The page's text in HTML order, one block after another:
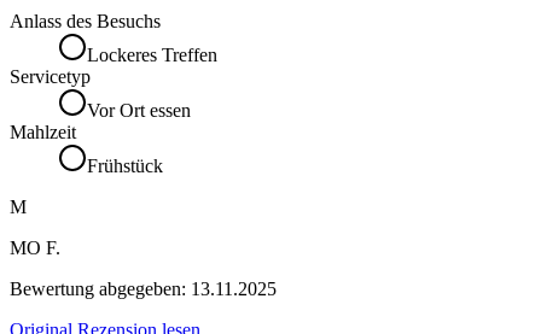
Anlass des Besuchs
Lockeres Treffen
Servicetyp
Vor Ort essen
Mahlzeit
Frühstück
M
MO F.
Bewertung abgegeben: 13.11.2025
Original Rezension lesen